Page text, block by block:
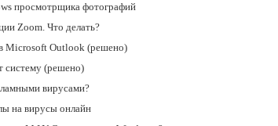
просмотрщика фотографий
Zoom. Что делать?
Microsoft Outlook (решено)
систему (решено)
вирусами?
на вирусы онлайн